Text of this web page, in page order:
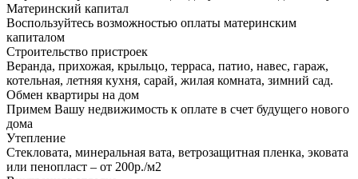
Материнский капитал
Воспользуйтесь возможностью оплаты материнским
капиталом
Строительство пристроек
Веранда, прихожая, крыльцо, терраса, патио, навес, гараж,
котельная, летняя кухня, сарай, жилая комната, зимний сад.
Обмен квартиры на дом
Примем Вашу недвижимость к оплате в счет будущего нового
дома
Утепление
Стекловата, минеральная вата, ветрозащитная пленка, эковата
или пенопласт – от 200р./м2